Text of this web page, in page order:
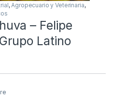
, Agropecuario y Veterinaria,
– Felipe
Latino